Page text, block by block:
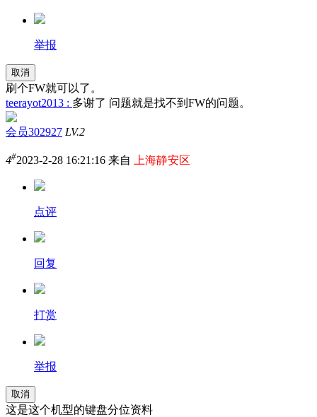
举报
取消
刷个FW就可以了。
teerayot2013 : 多谢了 问题就是找不到FW的问题。
会员302927 LV.2
4#2023-2-28 16:21:16 来自 上海静安区
点评
回复
打赏
举报
取消
这是这个机型的键盘分位资料